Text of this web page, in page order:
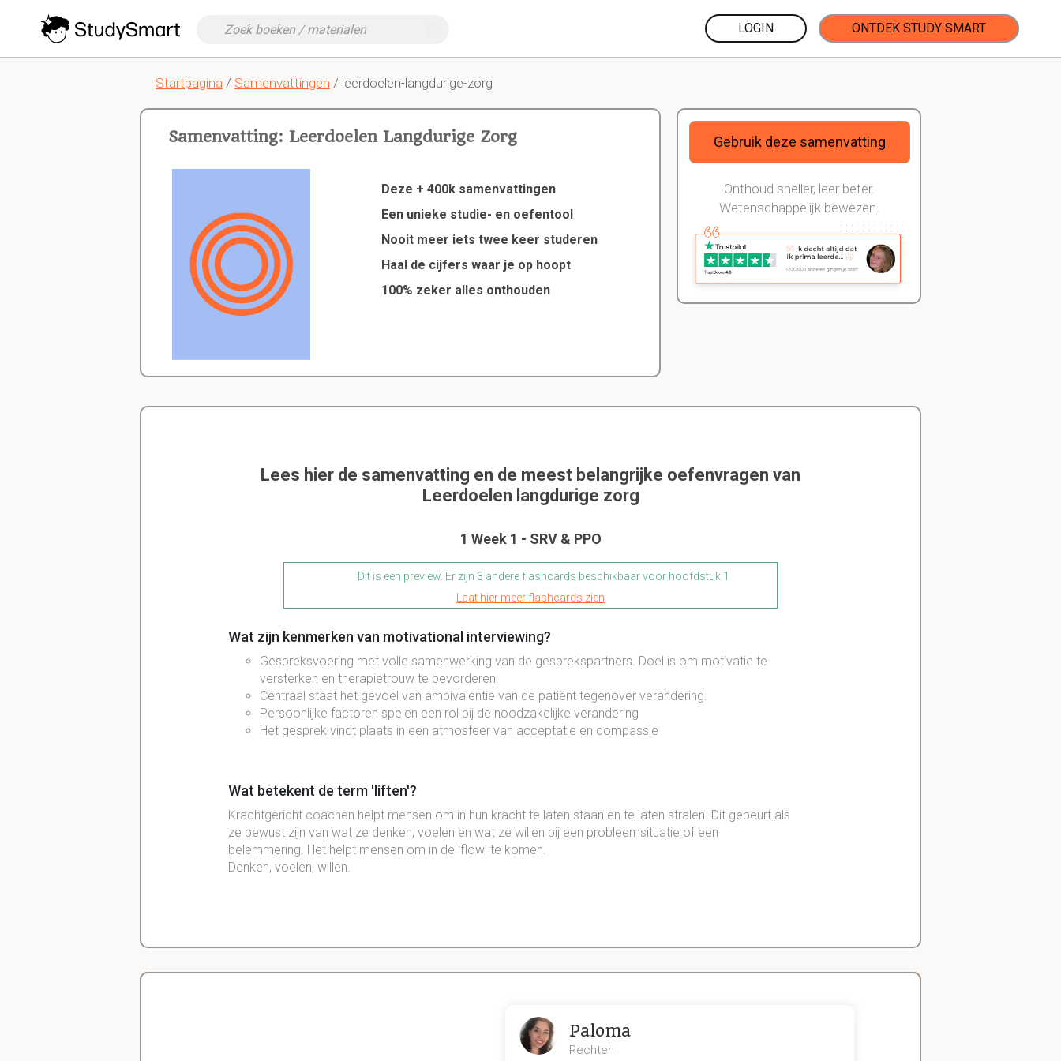
LOGIN ONTDEK STUDY SMART
Startpagina / Samenvattingen / leerdoelen-langdurige-zorg
Samenvatting: Leerdoelen Langdurige Zorg
Deze + 400k samenvattingen
Een unieke studie- en oefentool
Nooit meer iets twee keer studeren
Haal de cijfers waar je op hoopt
100% zeker alles onthouden
Gebruik deze samenvatting
Onthoud sneller, leer beter.
Wetenschappelijk bewezen.
Lees hier de samenvatting en de meest belangrijke oefenvragen van
Leerdoelen langdurige zorg
1 Week 1 - SRV & PPO
Dit is een preview. Er zijn 3 andere flashcards beschikbaar voor hoofdstuk 1
Laat hier meer flashcards zien
Wat zijn kenmerken van motivational interviewing?
Gespreksvoering met volle samenwerking van de gesprekspartners. Doel is om motivatie te
versterken en therapietrouw te bevorderen.
Centraal staat het gevoel van ambivalentie van de patiënt tegenover verandering.
Persoonlijke factoren spelen een rol bij de noodzakelijke verandering
Het gesprek vindt plaats in een atmosfeer van acceptatie en compassie
Wat betekent de term 'liften'?
Krachtgericht coachen helpt mensen om in hun kracht te laten staan en te laten stralen. Dit gebeurt als
ze bewust zijn van wat ze denken, voelen en wat ze willen bij een probleemsituatie of een
belemmering. Het helpt mensen om in de 'flow' te komen.
Denken, voelen, willen.
Wat voor ontwikkeling is er bij de zorgvragerscategorie en waardoor?
Van ZZ (ziekte zorg) naar GG (gedrag en gezondheid)
Paloma
Rechten